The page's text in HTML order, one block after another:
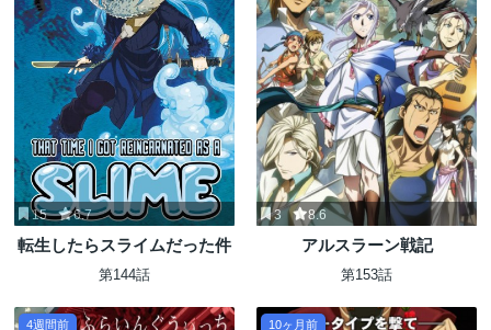
15 6.7
転生したらスライムだった件
第144話
3 8.6
アルスラーン戦記
第153話
4週間前 10ヶ月前